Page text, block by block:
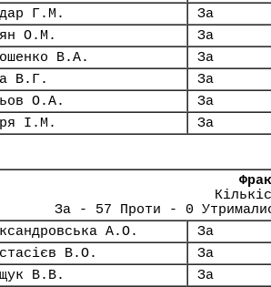
Г.М.
За
О.М.
За
В.А.
За
В.Г.
За
О.А.
За
І.М.
За
За - 57 Проти - 0
А.О.
За
В.О.
За
В.В.
За